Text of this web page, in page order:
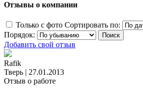
Отзывы о компании
Только с фото Сортировать по:
Порядок:
Добавить свой отзыв
Rafik
Тверь | 27.01.2013
Отзыв о работе